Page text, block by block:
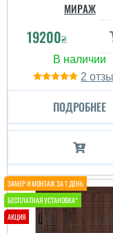
МИРАЖ
19200₴
2
ПОДРОБНЕЕ